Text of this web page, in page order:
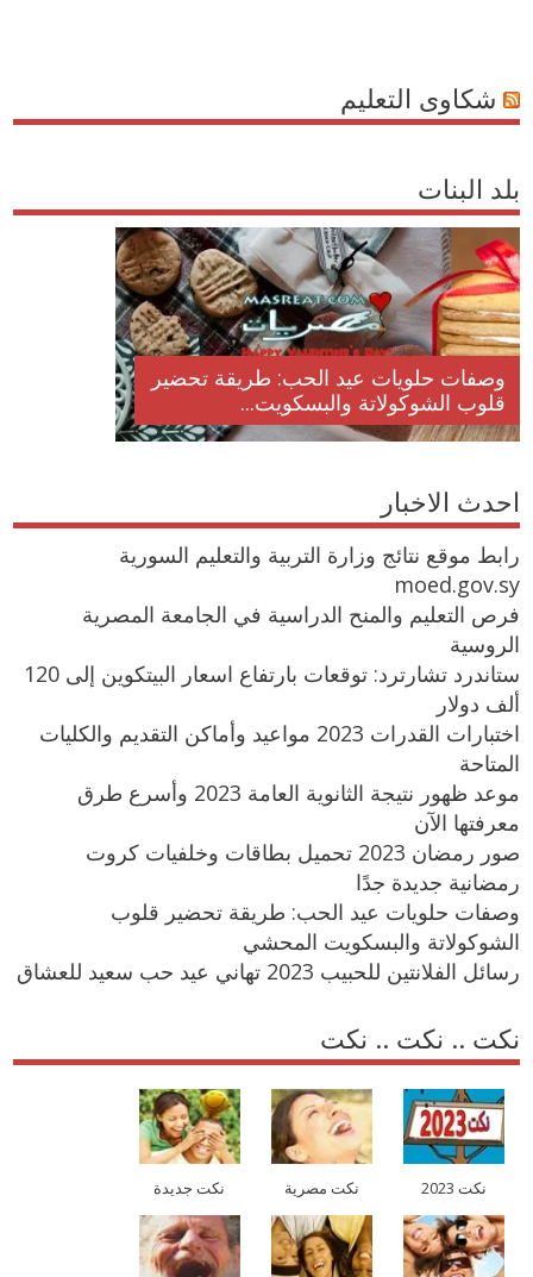
شكاوى التعليم
بلد البنات
وصفات حلويات عيد الحب: طريقة تحضير
قلوب الشوكولاتة والبسكويت...
احدث الاخبار
رابط موقع نتائج وزارة التربية والتعليم السورية
moed.gov.sy
فرص التعليم والمنح الدراسية في الجامعة المصرية
الروسية
ستاندرد تشارترد: توقعات بارتفاع اسعار البيتكوين إلى 120
ألف دولار
اختبارات القدرات 2023 مواعيد وأماكن التقديم والكليات
المتاحة
موعد ظهور نتيجة الثانوية العامة 2023 وأسرع طرق
معرفتها الآن
صور رمضان 2023 تحميل بطاقات وخلفيات كروت
رمضانية جديدة جدًا
وصفات حلويات عيد الحب: طريقة تحضير قلوب
الشوكولاتة والبسكويت المحشي
رسائل الفلانتين للحبيب 2023 تهاني عيد حب سعيد للعشاق
نكت .. نكت .. نكت
نكت 2023 نكت مصرية نكت جديدة